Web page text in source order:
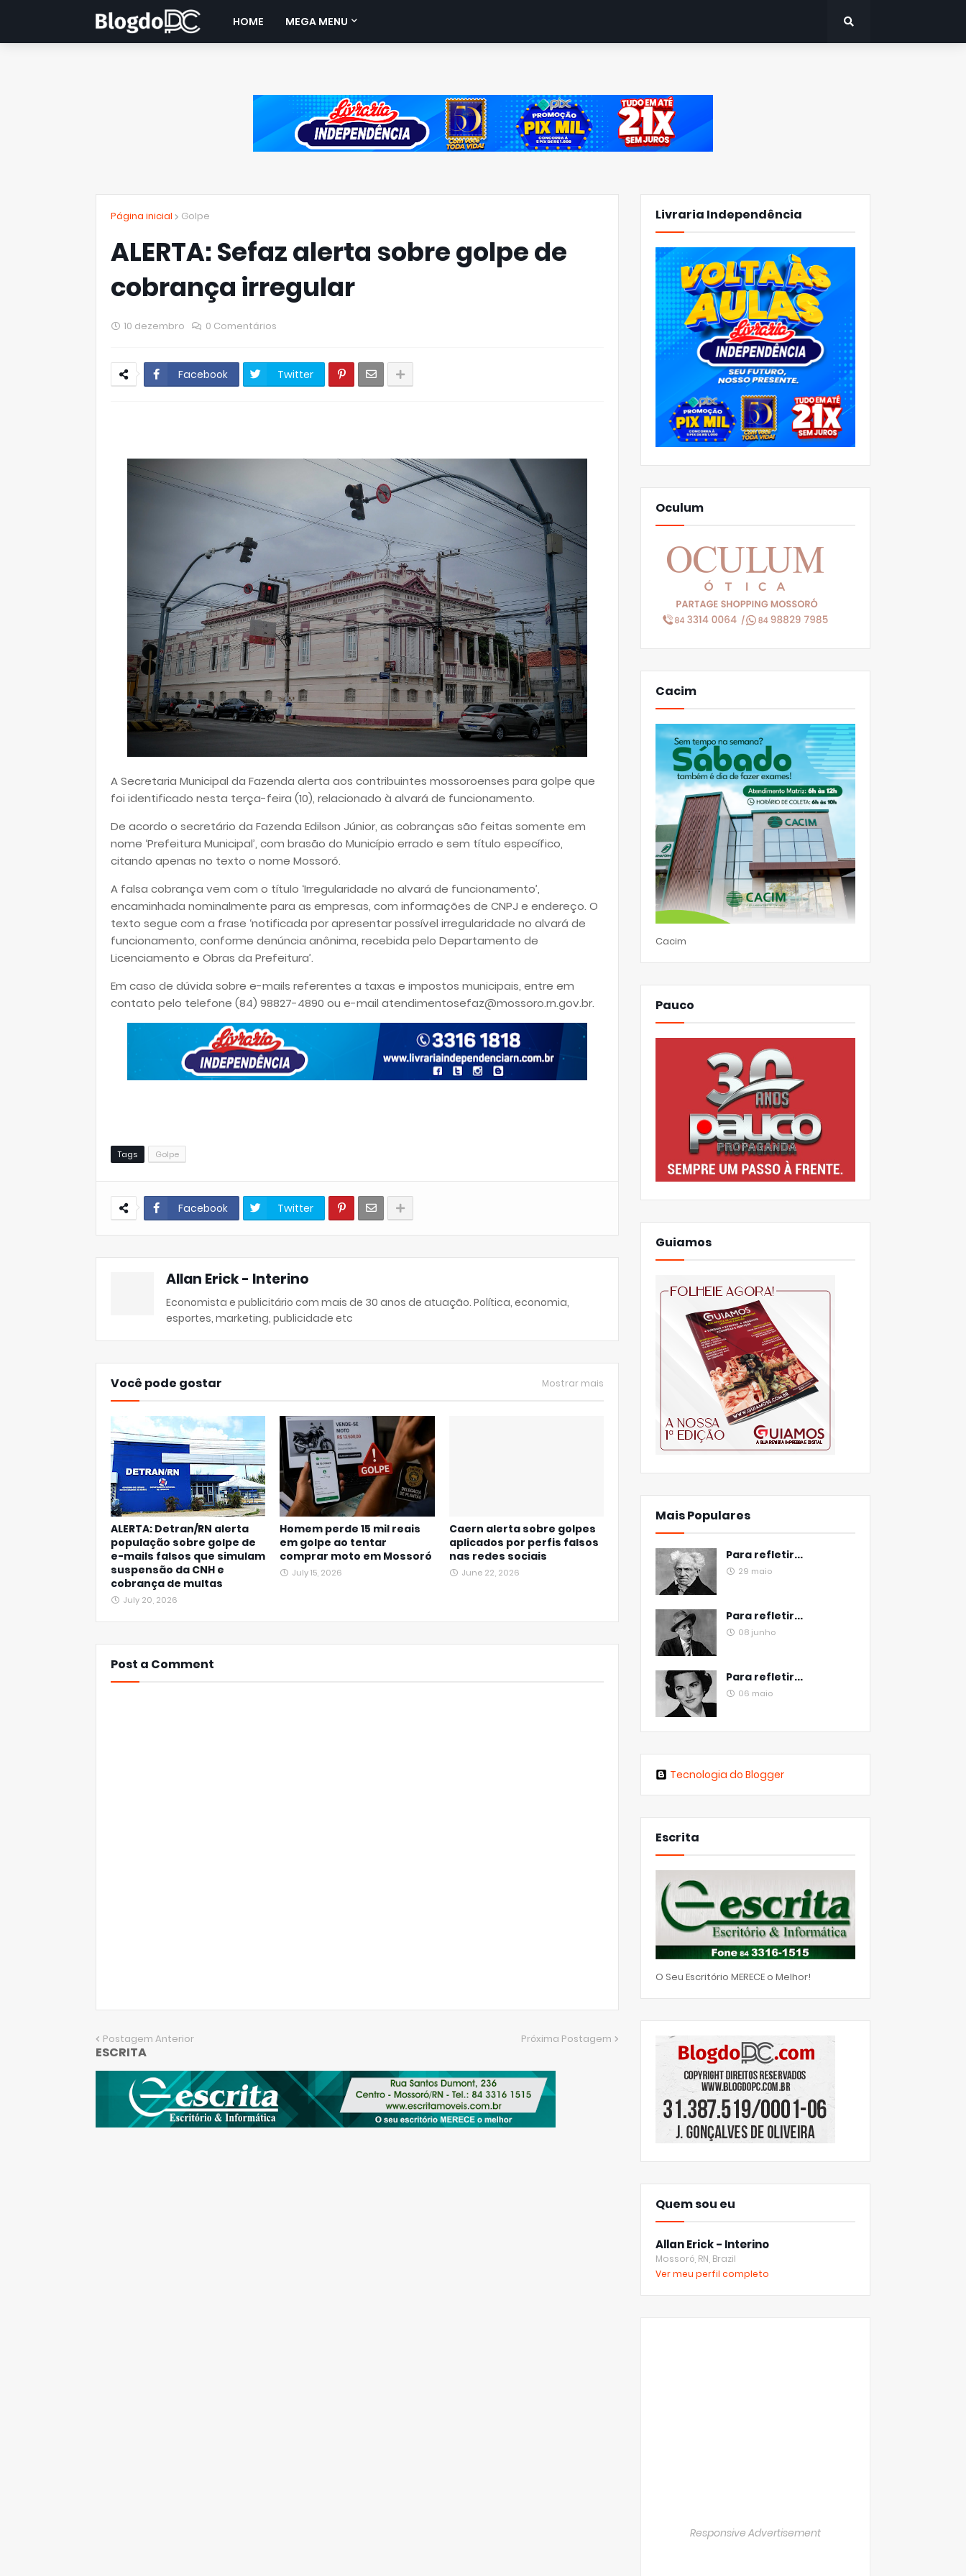
HOME MEGA MENU
Página inicial Golpe
ALERTA: Sefaz alerta sobre golpe de
cobrança irregular
10 dezembro 0 Comentários
Facebook Twitter
A Secretaria Municipal da Fazenda alerta aos contribuintes mossoroenses para golpe que
foi identificado nesta terça-feira (10), relacionado à alvará de funcionamento.
De acordo o secretário da Fazenda Edilson Júnior, as cobranças são feitas somente em
nome ‘Prefeitura Municipal’, com brasão do Município errado e sem título específico,
citando apenas no texto o nome Mossoró.
A falsa cobrança vem com o título ‘Irregularidade no alvará de funcionamento’,
encaminhada nominalmente para as empresas, com informações de CNPJ e endereço. O
texto segue com a frase ‘notificada por apresentar possível irregularidade no alvará de
funcionamento, conforme denúncia anônima, recebida pelo Departamento de
Licenciamento e Obras da Prefeitura’.
Em caso de dúvida sobre e-mails referentes a taxas e impostos municipais, entre em
contato pelo telefone (84) 98827-4890 ou e-mail atendimentosefaz@mossoro.rn.gov.br.
Tags Golpe
Facebook Twitter
Allan Erick - Interino
Economista e publicitário com mais de 30 anos de atuação. Política, economia,
esportes, marketing, publicidade etc
Você pode gostar Mostrar mais
ALERTA: Detran/RN alerta
população sobre golpe de
e-mails falsos que simulam
suspensão da CNH e
cobrança de multas
July 20, 2026
Homem perde 15 mil reais
em golpe ao tentar
comprar moto em Mossoró
July 15, 2026
Caern alerta sobre golpes
aplicados por perfis falsos
nas redes sociais
June 22, 2026
Post a Comment
Postagem Anterior Próxima Postagem
ESCRITA
Livraria Independência
Oculum
Cacim
Cacim
Pauco
Guiamos
Mais Populares
Para refletir...
29 maio
Para refletir...
08 junho
Para refletir...
06 maio
Tecnologia do Blogger
Escrita
O Seu Escritório MERECE o Melhor!
Quem sou eu
Allan Erick - Interino
Mossoró, RN, Brazil
Ver meu perfil completo
Responsive Advertisement